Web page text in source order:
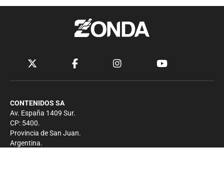
CONTENIDOS SA
Av. España 1409 Sur.
CP: 5400.
Provincia de San Juan.
Argentina.